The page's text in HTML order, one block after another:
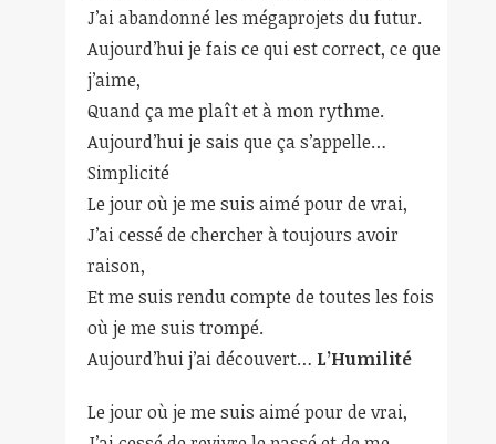
J’ai abandonné les mégaprojets du futur.
Aujourd’hui je fais ce qui est correct, ce que
j’aime,
Quand ça me plaît et à mon rythme.
Aujourd’hui je sais que ça s’appelle…
Simplicité
Le jour où je me suis aimé pour de vrai,
J’ai cessé de chercher à toujours avoir
raison,
Et me suis rendu compte de toutes les fois
où je me suis trompé.
Aujourd’hui j’ai découvert… L’Humilité
Le jour où je me suis aimé pour de vrai,